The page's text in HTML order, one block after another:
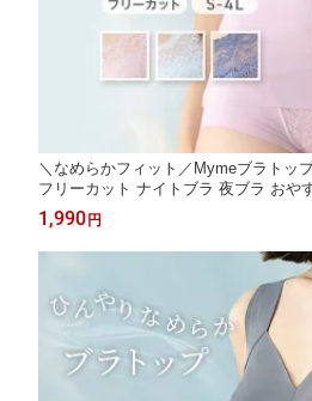
＼なめらかフィット／Mymeブラトッ
フリーカット ナイトブラ 夜ブラ おや
ラクシング リラックス ルームウェア
ー
1,990 円